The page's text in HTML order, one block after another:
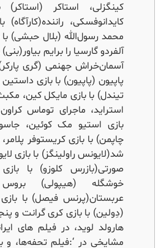
کینگزلی، استاکر (استاکر)
کایدانوفسکی،
محمد رسول‌الله (بلال حبشی)
آلفردو گارسیا را برایم
آسمان‌خراش جهنمی (گری پارکر)
پاپیون (پاپیون) با بازی
تیندل) با بازی مایکل کین،
استراید، ماجرای توماس
بازی استیو مک کوئین،
چاپمن) با بازی کریستوفر
شد(لایونس راولینگز) با بازی
صورتی(بازرس کلوزو) با
خوشگله (هیپولی)
عربستان(پرنس فیصل) با
(دِولین) با بازی کری گرانت و
هارولد لوید، در فیلم های
مشایخی در ‘:فیلم تحفه‌ها، و